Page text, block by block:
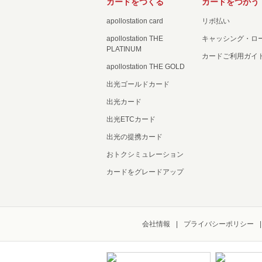
apollostation card
apollostation THE
PLATINUM
apollostation THE GOLD
出光ゴールドカード
出光カード
出光ETCカード
出光の提携カード
おトクシミュレーション
カードをグレードアップ
リボ払い
キャッシング・ロ
カードご利用ガイ
会社情報 プライバシーポリシー